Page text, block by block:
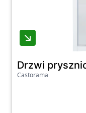
Drzwi
Castorama